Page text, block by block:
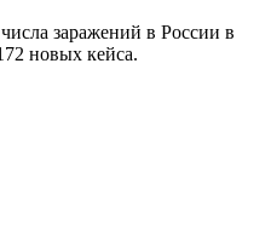
заражений в России в
новых кейса.